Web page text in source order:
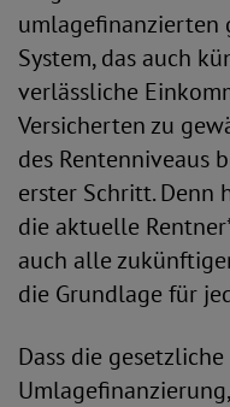
umlagefinanzierten
System, das auch
verlässliche
Versicherten zu
des Rentenniveaus
erster Schritt.
die aktuelle
auch alle
die Grundlage für
Dass die